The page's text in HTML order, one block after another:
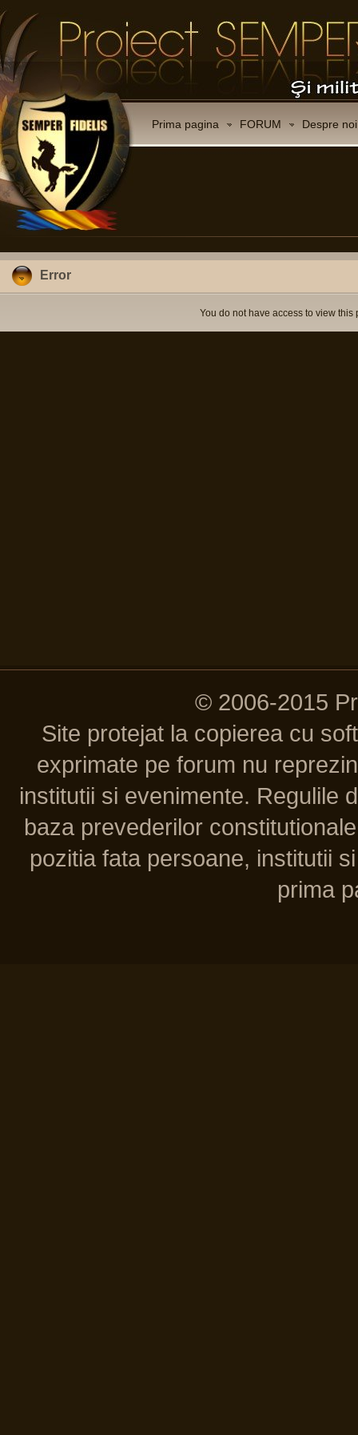
Prima pagina FORUM Despre noi
Error
You do not have access to view this
© 2006-2015
Site protejat la copierea cu
exprimate pe forum nu
institutii si evenimente. Regulile
baza prevederilor
pozitia fata persoane, institutii
prima